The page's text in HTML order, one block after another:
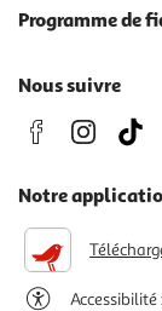
Programme de
Nous suivre
Notre